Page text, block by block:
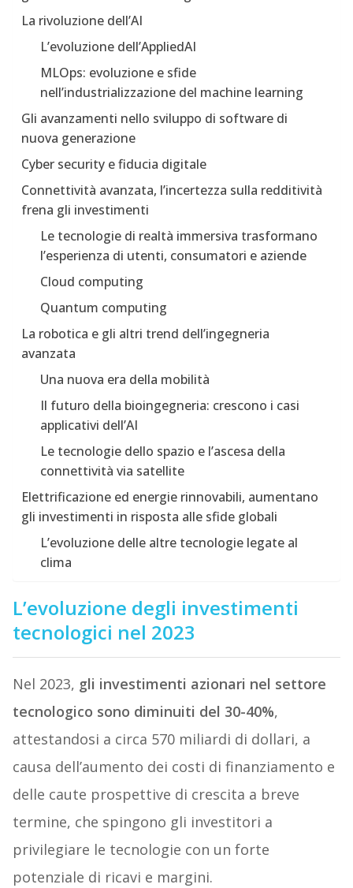
La rivoluzione dell’AI
L’evoluzione dell’AppliedAI
MLOps: evoluzione e sfide
nell’industrializzazione del machine learning
Gli avanzamenti nello sviluppo di software di
nuova generazione
Cyber security e fiducia digitale
Connettività avanzata, l’incertezza sulla redditività
frena gli investimenti
Le tecnologie di realtà immersiva trasformano
l’esperienza di utenti, consumatori e aziende
Cloud computing
Quantum computing
La robotica e gli altri trend dell’ingegneria
avanzata
Una nuova era della mobilità
Il futuro della bioingegneria: crescono i casi
applicativi dell’AI
Le tecnologie dello spazio e l’ascesa della
connettività via satellite
Elettrificazione ed energie rinnovabili, aumentano
gli investimenti in risposta alle sfide globali
L’evoluzione delle altre tecnologie legate al
clima
L’evoluzione degli investimenti
tecnologici nel 2023
Nel 2023, gli investimenti azionari nel settore
tecnologico sono diminuiti del 30-40%,
attestandosi a circa 570 miliardi di dollari, a
causa dell’aumento dei costi di finanziamento e
delle caute prospettive di crescita a breve
termine, che spingono gli investitori a
privilegiare le tecnologie con un forte
potenziale di ricavi e margini.